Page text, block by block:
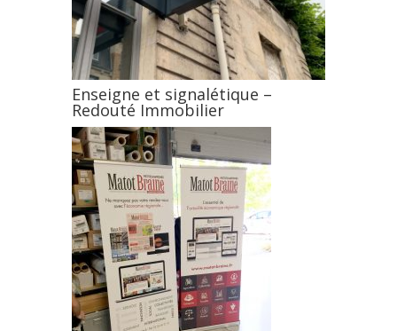
Enseigne et signalétique –
Redouté Immobilier